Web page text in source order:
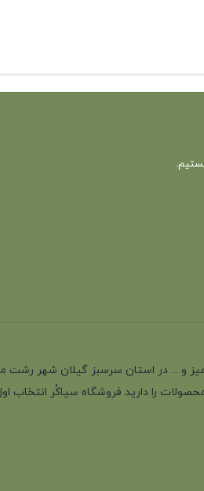
لباس شامل پیراهن نخی ، شومیز و ... در استان
را دارید فروشگاه سیاکُر انتخاب